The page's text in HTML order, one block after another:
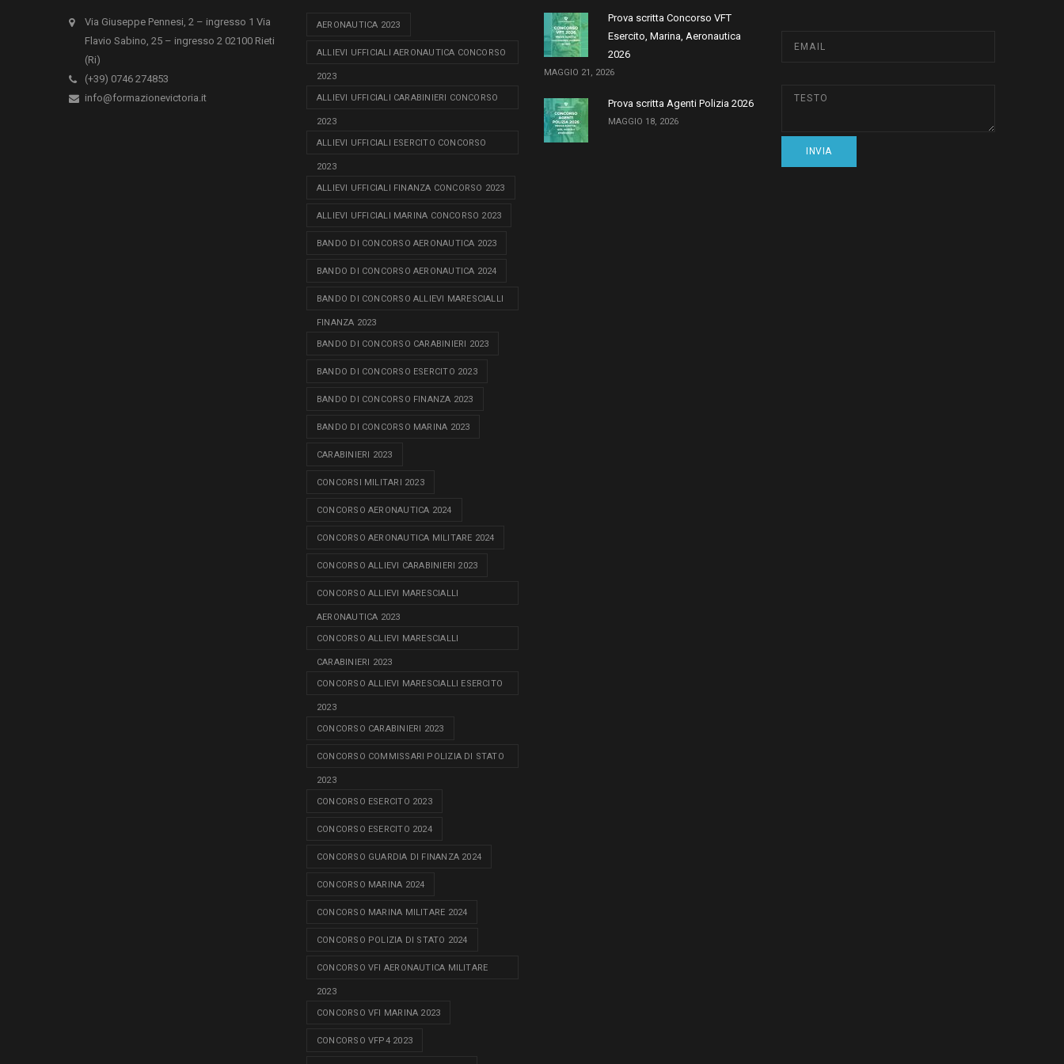
Via Giuseppe Pennesi, 2 – ingresso 1 Via
Flavio Sabino, 25 – ingresso 2 02100 Rieti
(Ri)
(+39) 0746 274853
info@formazionevictoria.it
AERONAUTICA 2023
ALLIEVI UFFICIALI AERONAUTICA CONCORSO
2023
ALLIEVI UFFICIALI CARABINIERI CONCORSO
2023
ALLIEVI UFFICIALI ESERCITO CONCORSO
2023
ALLIEVI UFFICIALI FINANZA CONCORSO 2023
ALLIEVI UFFICIALI MARINA CONCORSO 2023
BANDO DI CONCORSO AERONAUTICA 2023
BANDO DI CONCORSO AERONAUTICA 2024
BANDO DI CONCORSO ALLIEVI MARESCIALLI
FINANZA 2023
BANDO DI CONCORSO CARABINIERI 2023
BANDO DI CONCORSO ESERCITO 2023
BANDO DI CONCORSO FINANZA 2023
BANDO DI CONCORSO MARINA 2023
CARABINIERI 2023
CONCORSI MILITARI 2023
CONCORSO AERONAUTICA 2024
CONCORSO AERONAUTICA MILITARE 2024
CONCORSO ALLIEVI CARABINIERI 2023
CONCORSO ALLIEVI MARESCIALLI
AERONAUTICA 2023
CONCORSO ALLIEVI MARESCIALLI
CARABINIERI 2023
CONCORSO ALLIEVI MARESCIALLI ESERCITO
2023
CONCORSO CARABINIERI 2023
CONCORSO COMMISSARI POLIZIA DI STATO
2023
CONCORSO ESERCITO 2023
CONCORSO ESERCITO 2024
CONCORSO GUARDIA DI FINANZA 2024
CONCORSO MARINA 2024
CONCORSO MARINA MILITARE 2024
CONCORSO POLIZIA DI STATO 2024
CONCORSO VFI AERONAUTICA MILITARE
2023
CONCORSO VFI MARINA 2023
CONCORSO VFP4 2023
Prova scritta Concorso VFT
Esercito, Marina, Aeronautica
2026
MAGGIO 21, 2026
Prova scritta Agenti Polizia 2026
MAGGIO 18, 2026